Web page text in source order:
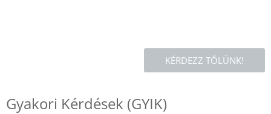
KÉRDEZZ TŐLÜNK!
Gyakori Kérdések (GYIK)